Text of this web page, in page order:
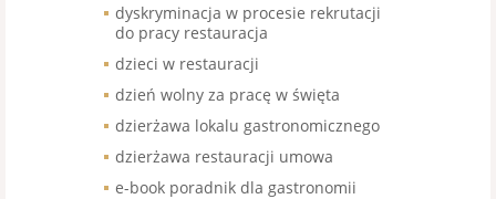
dyskryminacja w procesie rekrutacji
do pracy restauracja
dzieci w restauracji
dzień wolny za pracę w święta
dzierżawa lokalu gastronomicznego
dzierżawa restauracji umowa
e-book poradnik dla gastronomii